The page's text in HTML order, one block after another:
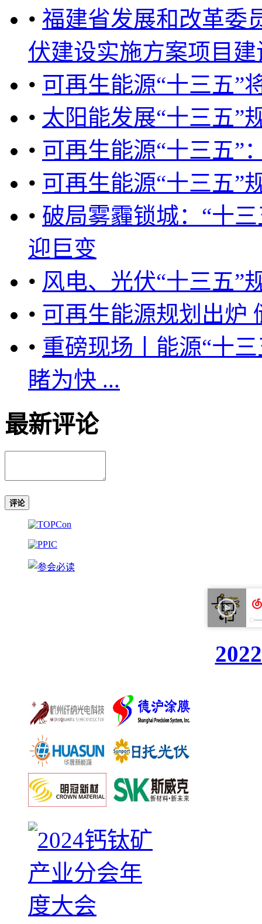
• 福建省发展和改革委
伏建设实施方案项目
• 可再生能源“十三五”
• 太阳能发展“十三五”
• 可再生能源“十三五”
• 可再生能源“十三五”
• 破局雾霾锁城：“十
迎巨变
• 风电、光伏“十三五”
• 可再生能源规划出炉
• 重磅现场丨能源“十
睹为快 ...
最新评论
评论